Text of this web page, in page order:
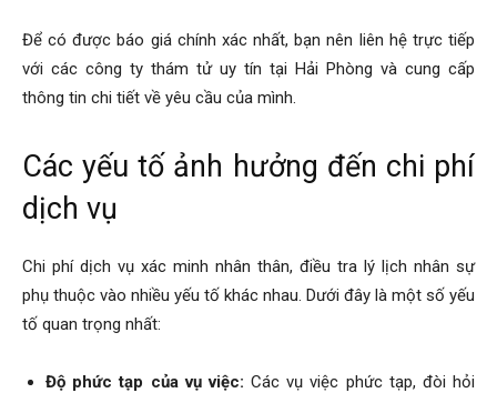
Để có được báo giá chính xác nhất, bạn nên liên hệ trực tiếp
với các công ty thám tử uy tín tại Hải Phòng và cung cấp
thông tin chi tiết về yêu cầu của mình.
Các yếu tố ảnh hưởng đến chi phí
dịch vụ
Chi phí dịch vụ xác minh nhân thân, điều tra lý lịch nhân sự
phụ thuộc vào nhiều yếu tố khác nhau. Dưới đây là một số yếu
tố quan trọng nhất:
Độ phức tạp của vụ việc: Các vụ việc phức tạp, đòi hỏi